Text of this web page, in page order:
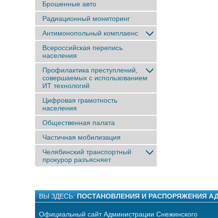
Брошенные авто
Радиационный мониторинг
Антимонопольный комплаенс
Всероссийская перепись
населения
Профилактика преступлений,
совершаемых с использованием
ИТ технологий
Цифровая грамотность
населения
Общественная палата
Частичная мобилизация
Челябинский транспортный
прокурор разъясняет
ВЫ ЗДЕСЬ: ПОСТАНОВЛЕНИЯ И РАСПОРЯЖЕНИЯ
Официальный сайт Администрации Снежинского